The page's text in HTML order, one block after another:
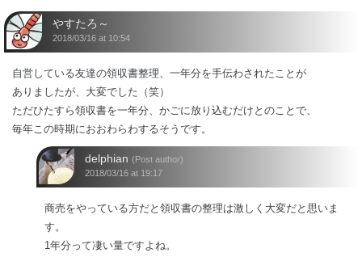
やすたろ～
2018/03/16 at 10:54
自営している友達の領収書整理、一年分を手伝わされたことが
ありましたが、大変でした（笑）
ただひたすら領収書を一年分、かごに放り込むだけとのことで、
毎年この時期におおわらわするそうです。
delphian (Post author)
2018/03/16 at 19:17
商売をやっている方だと領収書の整理は激しく大変だと思いま
す。
1年分って凄い量ですよね。